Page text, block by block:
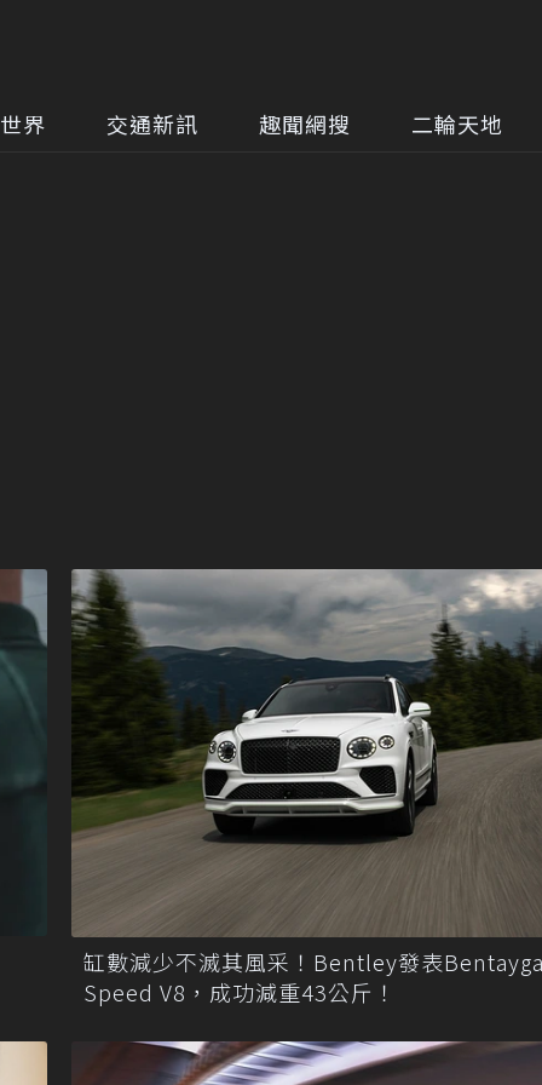
界 交通新訊 趣聞網搜 二輪天地
缸數減少不滅其風采！Bentley發表
Speed V8，成功減重43公斤！